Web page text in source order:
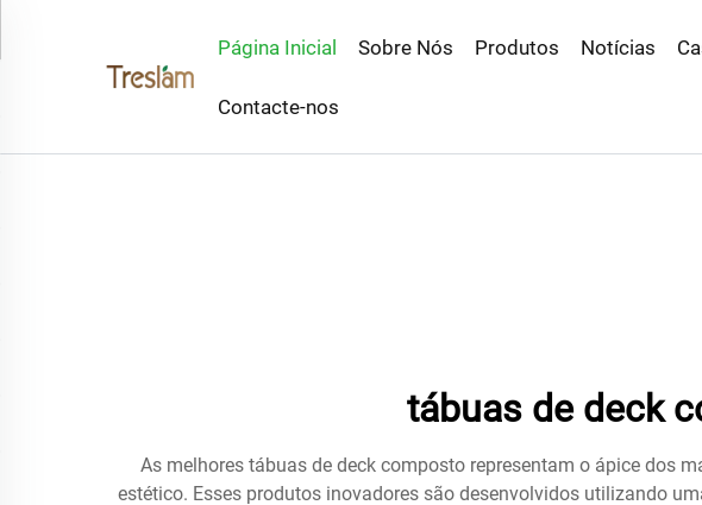
Página Inicial Sobre Nós Produtos Notícias
Contacte-nos
tábuas de deck
As melhores tábuas de deck composto representam o ápice dos
estético. Esses produtos inovadores são desenvolvidos utilizando